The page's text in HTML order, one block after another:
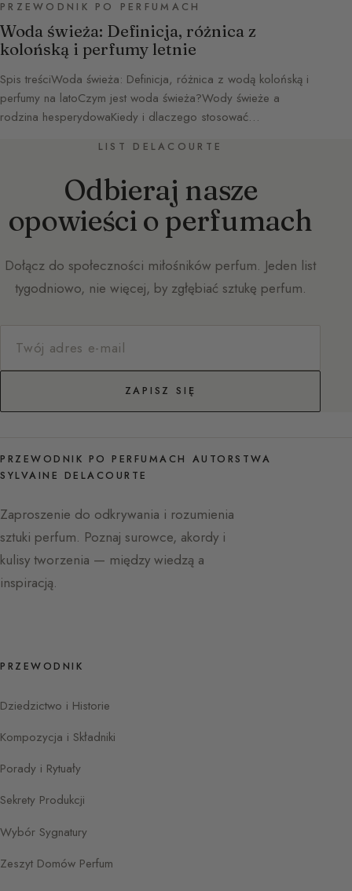
PRZEWODNIK PO PERFUMACH
Woda świeża: Definicja, różnica z
kolońską i perfumy letnie
Spis treściWoda świeża: Definicja, różnica z wodą kolońską i
perfumy na latoCzym jest woda świeża?Wody świeże a
rodzina hesperydowaKiedy i dlaczego stosować…
LIST DELACOURTE
Odbieraj nasze
opowieści o perfumach
Dołącz do społeczności miłośników perfum. Jeden list
tygodniowo, nie więcej, by zgłębiać sztukę perfum.
ZAPISZ SIĘ
PRZEWODNIK PO PERFUMACH AUTORSTWA
SYLVAINE DELACOURTE
Zaproszenie do odkrywania i rozumienia
sztuki perfum. Poznaj surowce, akordy i
kulisy tworzenia — między wiedzą a
inspiracją.
PRZEWODNIK
Dziedzictwo i Historie
Kompozycja i Składniki
Porady i Rytuały
Sekrety Produkcji
Wybór Sygnatury
Zeszyt Domów Perfum